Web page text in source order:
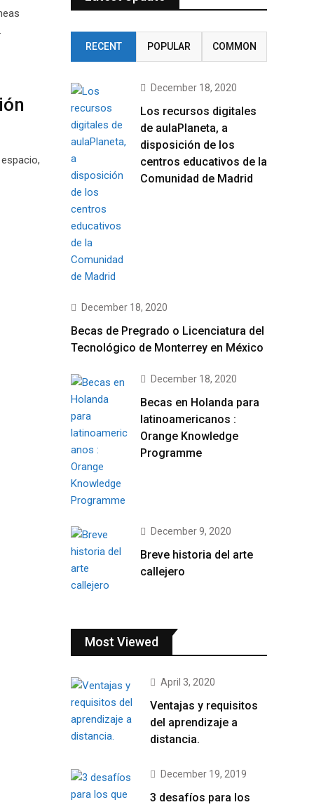
RECENT POPULAR COMMON
December 18, 2020
Los recursos digitales
de aulaPlaneta, a
disposición de los
centros educativos de la
Comunidad de Madrid
December 18, 2020
Becas de Pregrado o Licenciatura del
Tecnológico de Monterrey en México
December 18, 2020
Becas en Holanda para
latinoamericanos :
Orange Knowledge
Programme
December 9, 2020
Breve historia del arte
callejero
Most Viewed
April 3, 2020
Ventajas y requisitos
del aprendizaje a
distancia.
December 19, 2019
3 desafíos para los